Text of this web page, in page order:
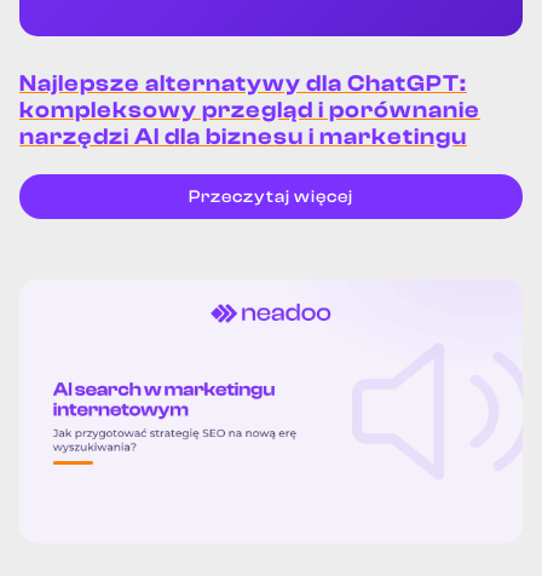
Najlepsze alternatywy dla ChatGPT:
kompleksowy przegląd i porównanie
narzędzi AI dla biznesu i marketingu
Przeczytaj więcej